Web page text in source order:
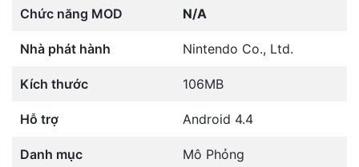
Chức năng MOD N/A
Nhà phát hành Nintendo Co., Ltd.
Kích thước 106MB
Hỗ trợ Android 4.4
Danh mục Mô Phỏng